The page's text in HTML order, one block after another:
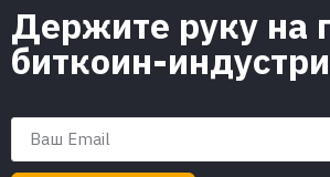
Держите руку на
биткоин-